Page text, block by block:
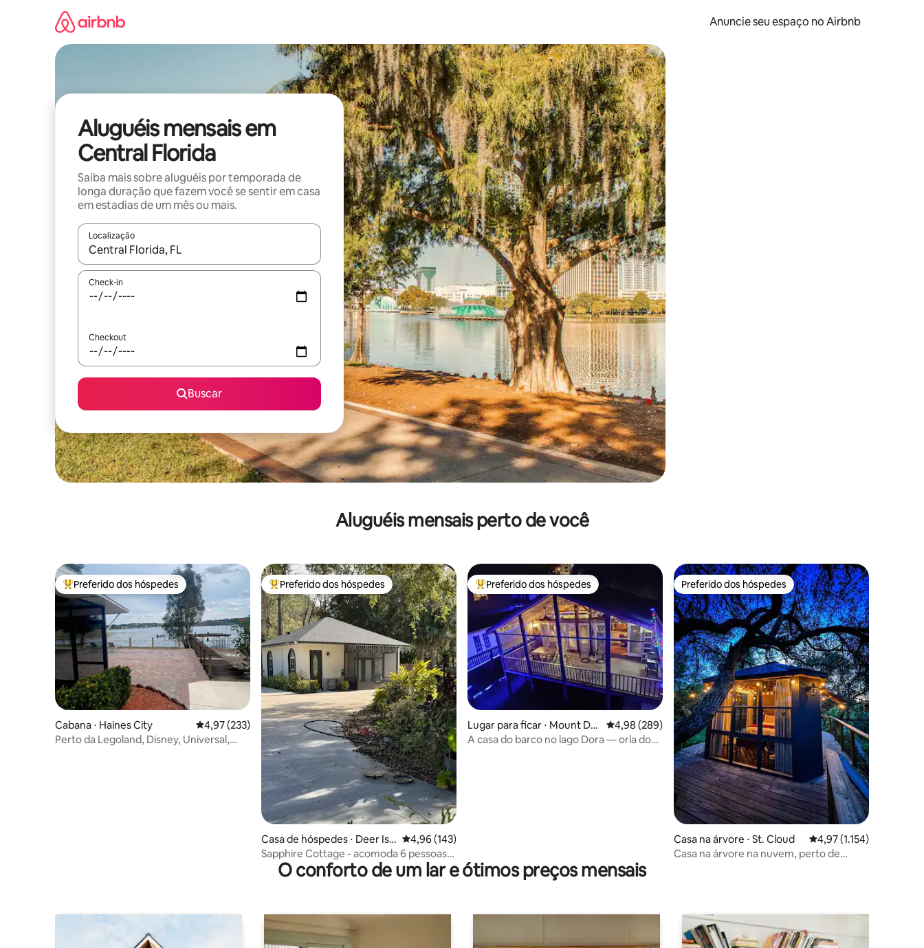
Anuncie seu espaço no Airbnb
Aluguéis mensais em
Central Florida
Saiba mais sobre aluguéis por temporada de
longa duração que fazem você se sentir em casa
em estadias de um mês ou mais.
Localização
Quando os resultados estiverem disponíveis, explore-os usando as seta para cima e para baixo do teclado ou tocando e deslizando o dedo na tela.
Check-in
Checkout
Buscar
Aluguéis mensais perto de você
Entre os melhores preferidos dos hóspedes
Preferido dos hóspedes
Cabana ⋅ Haines City 4,97 de uma avaliação média de 5, 233 avaliações
4,97 (233)
Perto da Legoland, Disney, Universal,
Entre os melhores preferidos dos hóspedes
Preferido dos hóspedes
Casa de hóspedes ⋅ Deer Isla
nd
4,96 de uma avaliação média de 5, 143 avaliações
4,96 (143)
Sapphire Cottage - acomoda 6 pessoas,
em 5 acres com canal
Entre os melhores preferidos dos hóspedes
Preferido dos hóspedes
Lugar para ficar ⋅ Mount Dor
a
4,98 de uma avaliação média de 5, 289 avaliações
4,98 (289)
A casa do barco no lago Dora — orla do
Preferido dos hóspedes
Preferido dos hóspedes
Casa na árvore ⋅ St. Cloud 4,97 de uma avaliação
4,97 (1.154)
Casa na árvore na nuvem, perto de
O conforto de um lar e ótimos preços mensais